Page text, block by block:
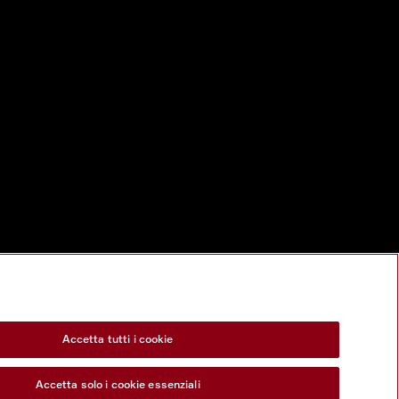
Accetta tutti i cookie
Accetta solo i cookie essenziali